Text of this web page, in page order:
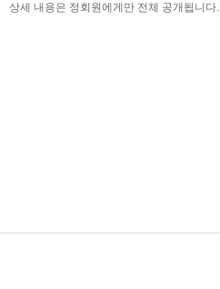
상세 내용은 정회원에게만 전체 공개됩니다.